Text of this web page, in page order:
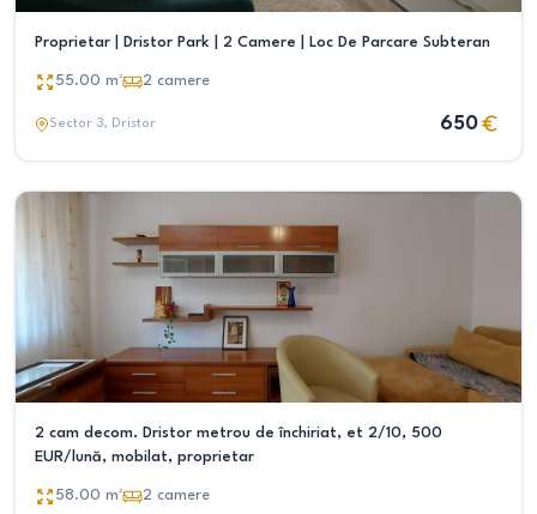
Proprietar | Dristor Park | 2 Camere | Loc De Parcare Subteran
55.00 m² 2 camere
Sector 3, Dristor 650
2 cam decom. Dristor metrou de închiriat, et 2/10, 500
EUR/lună, mobilat, proprietar
58.00 m² 2 camere